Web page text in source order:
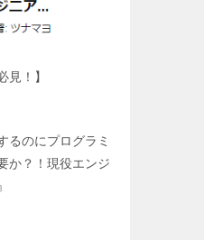
見！】
るのにプログラミ
か？！現役エンジ